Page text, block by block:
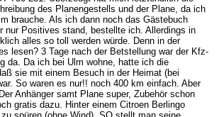
des Planengestells und der Plane, da ich
brauche. Als ich dann noch das Gästebuch
nur Positives stand, bestellte ich. Allerdings in
alles so toll werden würde. Denn in der
lesen? 3 Tage nach der Betstellung war der Kfz-
da. Da ich bei Ulm wohne, hatte ich die
sie mit einem Besuch in der Heimat (bei
So waren es nur!! noch 400 km einfach. Aber
Anhänger samt Plane super, Zubehör schon
gratis dazu. Hinter einem Citroen Berlingo